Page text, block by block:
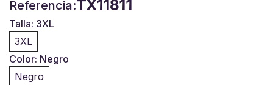
Referencia:TX11811
Talla: 3XL
3XL
Color: Negro
Negro